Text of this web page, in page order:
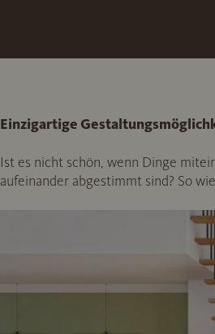
Einzigartige
Ist es nicht schön, wenn Dinge
aufeinander abgestimmt sind? So